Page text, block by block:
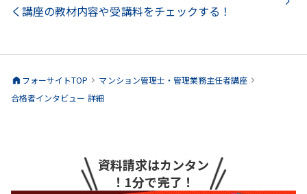
く講座の教材内容や受講料をチェックする！
フォーサイトTOP マンション管理士・管理業務主任者講座
合格者インタビュー 詳細
資料請求はカンタン
！1分で完了！